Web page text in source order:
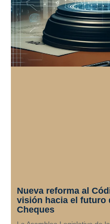
Nueva reforma al
visión hacia el futuro
Cheques